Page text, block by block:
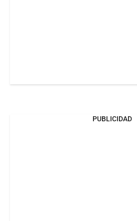
PUBLICIDAD